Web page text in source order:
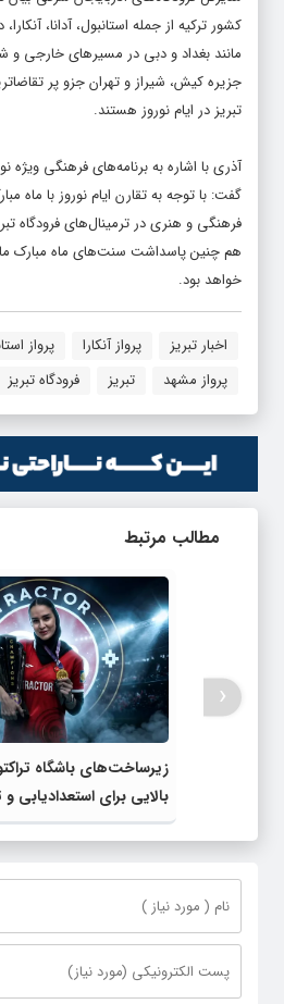
کشور ترکیه از جمله استانبول، آدانا،
مانند بغداد و دبی در مسیرهای خارجی
جزیره کیش، شیراز و تهران جزو پر
تبریز در ایام نوروز هستند.
آذری با اشاره به برنامه‌های فرهنگی ویژه
گفت: با توجه به تقارن ایام نوروز با ماه
فرهنگی و هنری در ترمینال‌های فرودگاه
هم چنین پاسداشت سنت‌های ماه مبارک
خواهد بود.
اخبار تبریز پرواز آنکارا پرواز
پرواز مشهد
تبریز فرودگاه تبریز
مطالب مرتبط
زیرساخت‌های باشگاه
بالایی برای استعدادیابی
ورزش بانوان دارد
‹